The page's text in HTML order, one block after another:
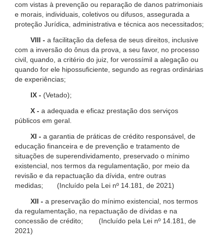
com vistas à prevenção ou reparação de danos patrimoniais
e morais, individuais, coletivos ou difusos, assegurada a
proteção Jurídica, administrativa e técnica aos necessitados;
VIII - a facilitação da defesa de seus direitos, inclusive
com a inversão do ônus da prova, a seu favor, no processo
civil, quando, a critério do juiz, for verossímil a alegação ou
quando for ele hipossuficiente, segundo as regras ordinárias
de experiências;
IX - (Vetado);
X - a adequada e eficaz prestação dos serviços
públicos em geral.
XI - a garantia de práticas de crédito responsável, de
educação financeira e de prevenção e tratamento de
situações de superendividamento, preservado o mínimo
existencial, nos termos da regulamentação, por meio da
revisão e da repactuação da dívida, entre outras
medidas; (Incluído pela Lei nº 14.181, de 2021)
XII - a preservação do mínimo existencial, nos termos
da regulamentação, na repactuação de dívidas e na
concessão de crédito; (Incluído pela Lei nº 14.181, de
2021)